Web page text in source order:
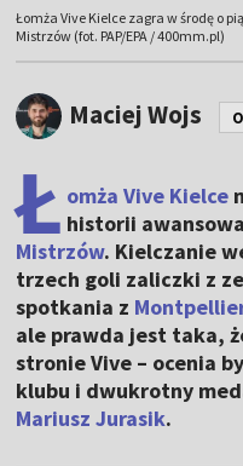
Łomża Vive Kielce zagra w środę o
Mistrzów (fot. PAP/EPA / 400mm.pl)
Maciej Wojs
Ł omża Vive Kielce
historii
Mistrzów. Kielczanie
trzech goli zaliczki z
spotkania z
ale prawda jest taka,
stronie Vive – ocenia
klubu i dwukrotny
Mariusz Jurasik.